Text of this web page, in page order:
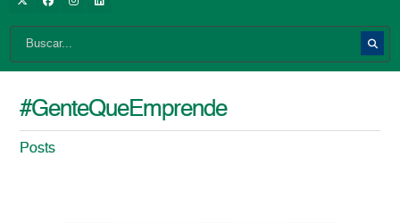
#GenteQueEmprende
Posts